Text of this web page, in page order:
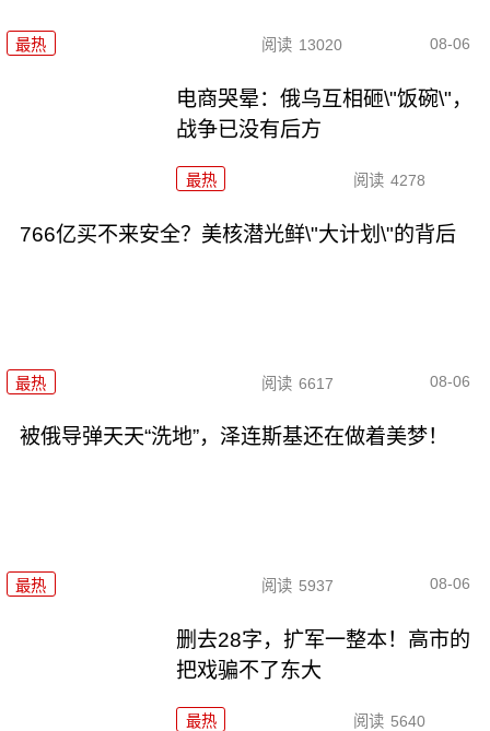
最热 阅读 13020 08-06
电商哭晕：俄乌互相砸\"饭碗\"，
战争已没有后方
最热 阅读 4278
766亿买不来安全？美核潜光鲜\"大计划\"的背后
最热 阅读 6617 08-06
被俄导弹天天“洗地”，泽连斯基还在做着美梦！
最热 阅读 5937 08-06
删去28字，扩军一整本！高市的
把戏骗不了东大
最热 阅读 5640